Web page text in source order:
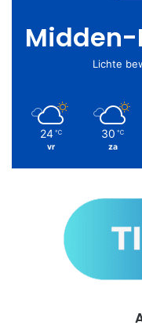
Lichte
24 ℃
vr
30 ℃
za